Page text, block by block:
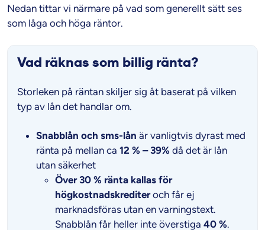
Nedan tittar vi närmare på vad som generellt sätt ses
som låga och höga räntor.
Vad räknas som billig ränta?
Storleken på räntan skiljer sig åt baserat på vilken
typ av lån det handlar om.
Snabblån och sms-lån är vanligtvis dyrast med
ränta på mellan ca 12 % – 39% då det är lån
utan säkerhet
Över 30 % ränta kallas för
högkostnadskrediteroch får ej
marknadsföras utan en varningstext.
Snabblån får heller inte överstiga 40 %.